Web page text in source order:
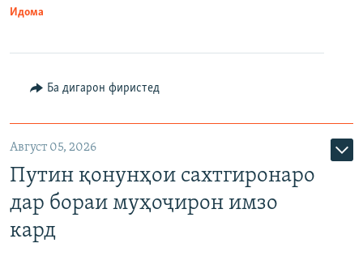
Идома
Ба дигарон фиристед
Август 05, 2026
Путин қонунҳои сахтгиронаро
дар бораи муҳоҷирон имзо
кард